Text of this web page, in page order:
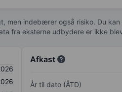
indebærer også risiko. Du
fra eksterne udbydere er ikke
Afkast
År til dato (ÅTD)